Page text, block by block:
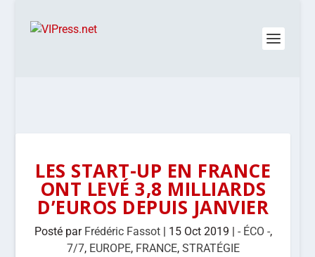
LES START-UP EN FRANCE
ONT LEVÉ 3,8 MILLIARDS
D’EUROS DEPUIS JANVIER
Posté par Frédéric Fassot| 15 Oct 2019 | - ÉCO -,
7/7, EUROPE, FRANCE, STRATÉGIE